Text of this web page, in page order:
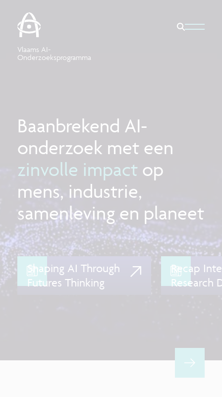
Vlaams AI-
Onderzoeksprogramma
Baanbrekend AI-
onderzoek met een
zinvolle impact op
mens, industrie,
samenleving en planeet
Shaping AI Through
Futures Thinking
Recap
Research